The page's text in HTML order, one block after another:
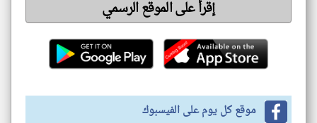
إقرأ على الموقع الرسمي
موقع كل يوم على الفيسبوك